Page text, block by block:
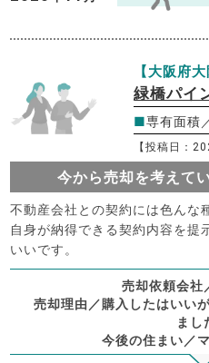
【大阪府
緑橋パイ
■専有面積
【投稿日：
今から売却を考えて
不動産会社との契約には色んな
自身が納得できる契約内容を提
いいです。
売却依頼会社
売却理由／購入したはいい
まし
今後の住まい／